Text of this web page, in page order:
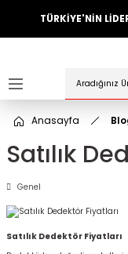
TÜRKİYE'NİN
Anasayfa
Satılık
Genel
Satılık Dedektör Fiyatları